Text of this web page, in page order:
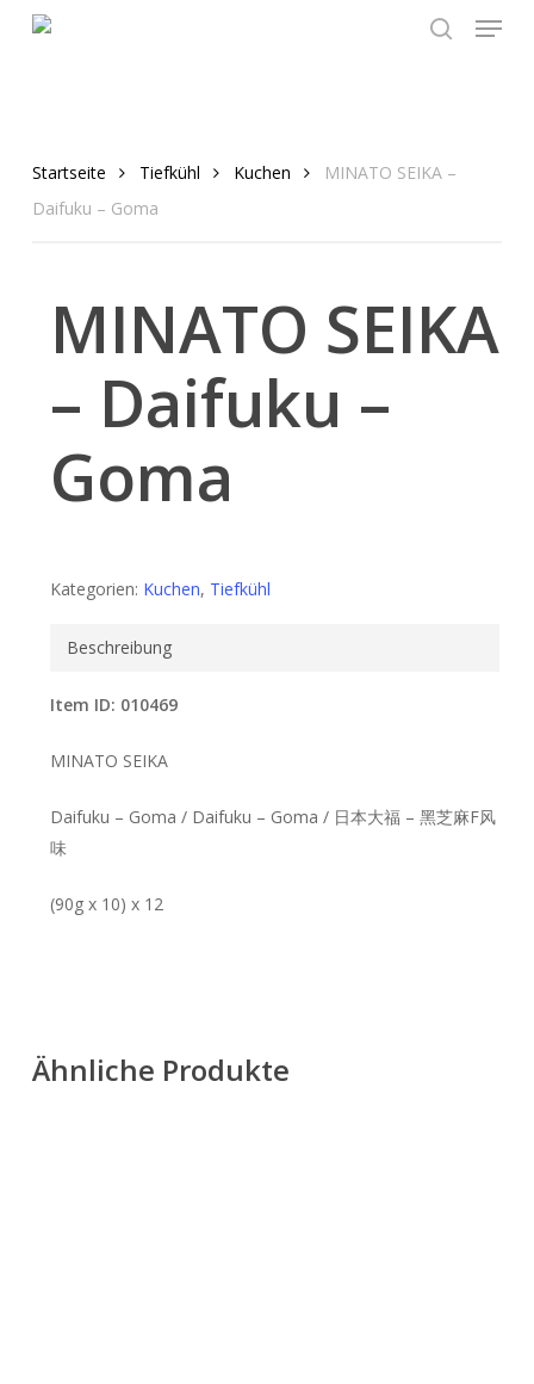
Menu
Startseite Tiefkühl Kuchen
MINATO SEIKA –
Daifuku – Goma
MINATO SEIKA
– Daifuku –
Goma
Kategorien: Kuchen, Tiefkühl
Beschreibung
Item ID: 010469
MINATO SEIKA
Daifuku – Goma / Daifuku – Goma / 日本大福 – 黑芝麻F风
味
(90g x 10) x 12
Ähnliche Produkte